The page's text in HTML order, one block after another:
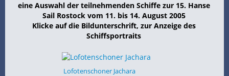
eine Auswahl der teilnehmenden Schiffe zur 15. Hanse
Sail Rostock vom 11. bis 14. August 2005
Klicke auf die Bildunterschrift, zur Anzeige des
Schiffsportraits
Lofotenschoner Jachara